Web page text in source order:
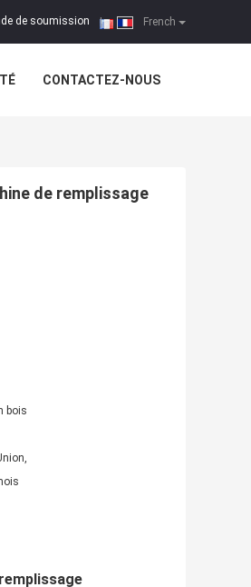
French
de soumission |
CONTACTEZ-NOUS
de remplissage
bois